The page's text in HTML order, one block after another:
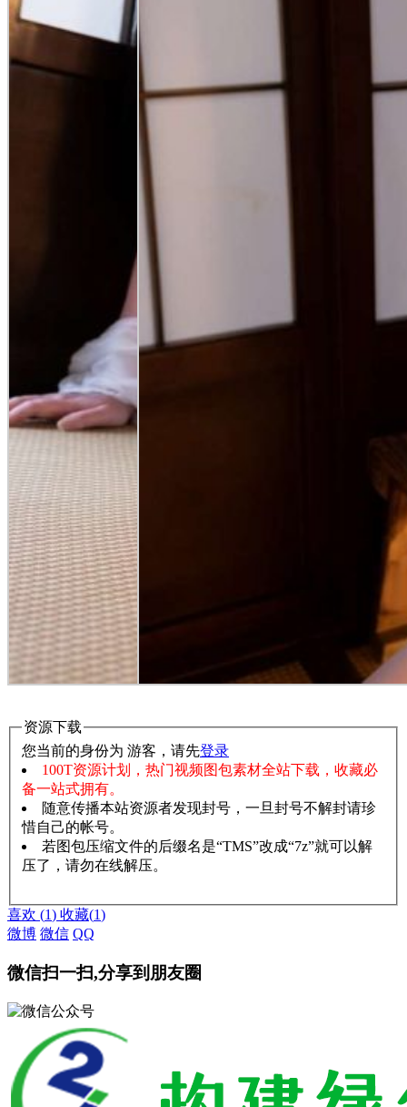
资源下载
您当前的身份为 游客，请先登录
100T资源计划，热门视频图包素材全站下载，收藏必
备一站式拥有。
随意传播本站资源者发现封号，一旦封号不解封请珍
惜自己的帐号。
若图包压缩文件的后缀名是“TMS”改成“7z”就可以解
压了，请勿在线解压。
喜欢 (1) 收藏(1)
微博 微信 QQ
微信扫一扫,分享到朋友圈